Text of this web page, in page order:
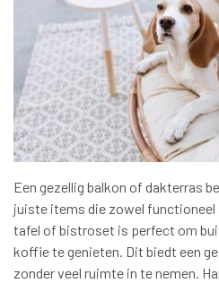
Een gezellig balkon of dakterras
juiste items die zowel functioneel
tafel of bistroset is perfect om
koffie te genieten. Dit biedt een
zonder veel ruimte in te nemen.